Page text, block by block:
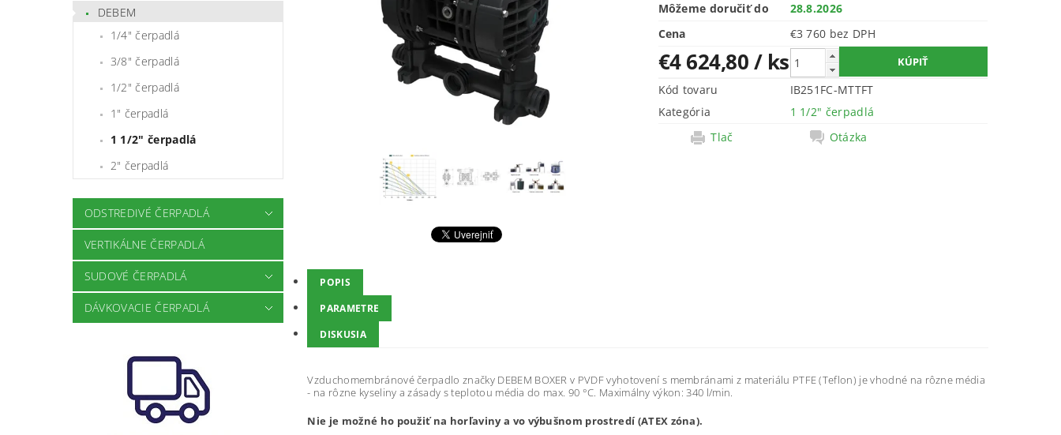
DEBEM
1/4" čerpadlá
3/8" čerpadlá
1/2" čerpadlá
1" čerpadlá
1 1/2" čerpadlá
2" čerpadlá
ODSTREDIVÉ ČERPADLÁ
VERTIKÁLNE ČERPADLÁ
SUDOVÉ ČERPADLÁ
DÁVKOVACIE ČERPADLÁ
Môžeme doručiť do
28.8.2026
Cena
€3 760 bez DPH
€4 624,80/ ks
Kód tovaru
IB251FC-MTTFT
Kategória
1 1/2" čerpadlá
Tlač
Otázka
POPIS
PARAMETRE
DISKUSIA
Vzduchomembránové čerpadlo značky DEBEM BOXER v PVDF vyhotovení s membránami z materiálu PTFE (Teflon) je vhodné na rôzne média
- na rôzne kyseliny a zásady s teplotou média do max. 90 °C. Maximálny výkon: 340 l/min.
Nie je možné ho použiť na horľaviny a vo výbušnom prostredí (ATEX zóna).